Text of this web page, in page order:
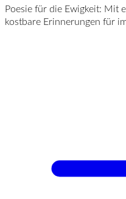
Poesie für die Ewigkeit: Mit
kostbare Erinnerungen für